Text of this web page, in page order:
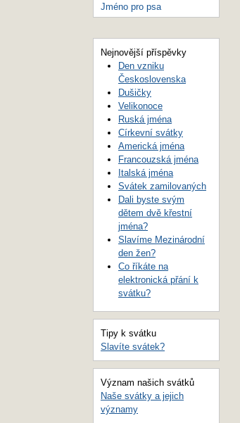
Jméno pro psa
Nejnovější příspěvky
Den vzniku
Československa
Dušičky
Velikonoce
Ruská jména
Církevní svátky
Americká jména
Francouzská jména
Italská jména
Svátek zamilovaných
Dali byste svým
dětem dvě křestní
jména?
Slavíme Mezinárodní
den žen?
Co říkáte na
elektronická přání k
svátku?
Tipy k svátku
Slavíte svátek?
Význam našich svátků
Naše svátky a jejich
významy